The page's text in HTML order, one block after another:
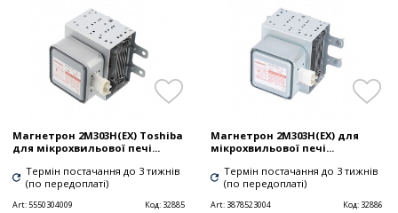
Магнетрон 2M303H(EX) Toshiba
для мікрохвильової печі...
Термін постачання до 3 тижнів
(по передоплаті)
Art:5550304009 Код: 32885
Магнетрон 2M303H(EX) для
мікрохвильової печі...
Термін постачання до 3 тижнів
(по передоплаті)
Art: 3878523004 Код: 32886